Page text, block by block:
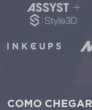
COMO CHEGAR